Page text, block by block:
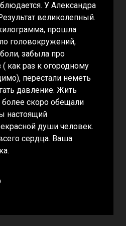
У Александра
великолепный.
прошла
головокружений,
забыла про
( как раз к огородному
перестали неметь
давление. Жить
более скоро обещали
настоящий
души человек.
сердца. Ваша